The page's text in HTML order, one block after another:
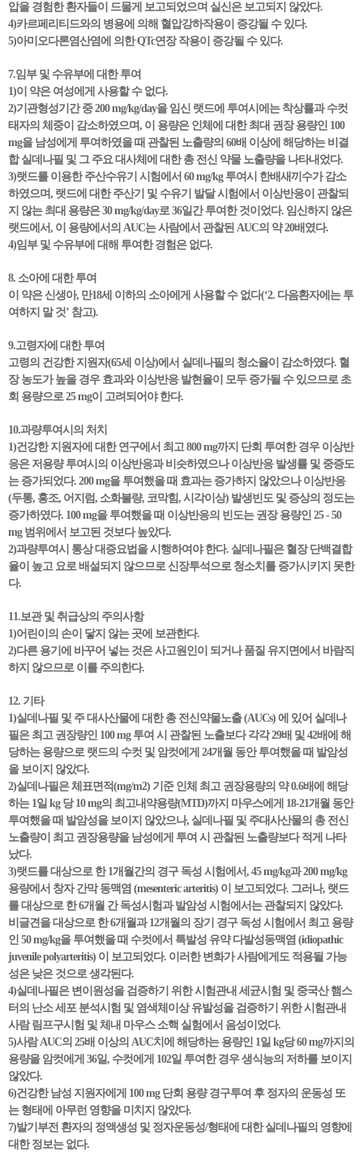
압을 경험한 환자들이 드물게 보고되었으며 실신은 보고되지 않았다.
4)카르페리티드와의 병용에 의해 혈압강하작용이 증강될 수 있다.
5)아미오다론염산염에 의한 QTc연장 작용이 증강될 수 있다.
7.임부 및 수유부에 대한 투여
1)이 약은 여성에게 사용할 수 없다.
2)기관형성기간 중 200 mg/kg/day을 임신 랫드에 투여시에는 착상률과 수컷
태자의 체중이 감소하였으며, 이 용량은 인체에 대한 최대 권장 용량인 100
mg을 남성에게 투여하였을 때 관찰된 노출량의 60배 이상에 해당하는 비결
합 실데나필 및 그 주요 대사체에 대한 총 전신 약물 노출량을 나타내었다.
3)랫드를 이용한 주산수유기 시험에서 60 mg/kg 투여시 한배새끼수가 감소
하였으며, 랫드에 대한 주산기 및 수유기 발달 시험에서 이상반응이 관찰되
지 않는 최대 용량은 30 mg/kg/day로 36일간 투여한 것이었다. 임신하지 않은
랫드에서, 이 용량에서의 AUC는 사람에서 관찰된 AUC의 약 20배였다.
4)임부 및 수유부에 대해 투여한 경험은 없다.
8. 소아에 대한 투여
이 약은 신생아, 만18세 이하의 소아에게 사용할 수 없다(‘2. 다음환자에는 투
여하지 말 것’ 참고).
9.고령자에 대한 투여
고령의 건강한 지원자(65세 이상)에서 실데나필의 청소율이 감소하였다. 혈
장 농도가 높을 경우 효과와 이상반응 발현율이 모두 증가될 수 있으므로 초
회 용량으로 25 mg이 고려되어야 한다.
10.과량투여시의 처치
1)건강한 지원자에 대한 연구에서 최고 800 mg까지 단회 투여한 경우 이상반
응은 저용량 투여시의 이상반응과 비슷하였으나 이상반응 발생률 및 중증도
는 증가되었다. 200 mg을 투여했을 때 효과는 증가하지 않았으나 이상반응
(두통, 홍조, 어지럼, 소화불량, 코막힘, 시각이상) 발생빈도 및 증상의 정도는
증가하였다. 100 mg을 투여했을 때 이상반응의 빈도는 권장 용량인 25 - 50
mg 범위에서 보고된 것보다 높았다.
2)과량투여시 통상 대증요법을 시행하여야 한다. 실데나필은 혈장 단백결합
율이 높고 요로 배설되지 않으므로 신장투석으로 청소치를 증가시키지 못한
다.
11.보관 및 취급상의 주의사항
1)어린이의 손이 닿지 않는 곳에 보관한다.
2)다른 용기에 바꾸어 넣는 것은 사고원인이 되거나 품질 유지면에서 바람직
하지 않으므로 이를 주의한다.
12. 기타
1)실데나필 및 주 대사산물에 대한 총 전신약물노출 (AUCs) 에 있어 실데나
필은 최고 권장량인 100 mg 투여 시 관찰된 노출보다 각각 29배 및 42배에 해
당하는 용량으로 랫드의 수컷 및 암컷에게 24개월 동안 투여했을 때 발암성
을 보이지 않았다.
2)실데나필은 체표면적(mg/m2) 기준 인체 최고 권장용량의 약 0.6배에 해당
하는 1일 kg 당 10 mg의 최고내약용량(MTD)까지 마우스에게 18-21개월 동안
투여했을 때 발암성을 보이지 않았으나, 실데나필 및 주대사산물의 총 전신
노출량이 최고 권장용량을 남성에게 투여 시 관찰된 노출량보다 적게 나타
났다.
3)랫드를 대상으로 한 1개월간의 경구 독성 시험에서, 45 mg/kg과 200 mg/kg
용량에서 창자 간막 동맥염 (mesenteric arteritis) 이 보고되었다. 그러나, 랫드
를 대상으로 한 6개월 간 독성시험과 발암성 시험에서는 관찰되지 않았다.
비글견을 대상으로 한 6개월과 12개월의 장기 경구 독성 시험에서 최고 용량
인 50 mg/kg을 투여했을 때 수컷에서 특발성 유약 다발성동맥염 (idiopathic
juvenile polyarteritis) 이 보고되었다. 이러한 변화가 사람에게도 적용될 가능
성은 낮은 것으로 생각된다.
4)실데나필은 변이원성을 검증하기 위한 시험관내 세균시험 및 중국산 햄스
터의 난소 세포 분석시험 및 염색체이상 유발성을 검증하기 위한 시험관내
사람 림프구시험 및 체내 마우스 소핵 실험에서 음성이었다.
5)사람 AUC의 25배 이상의 AUC치에 해당하는 용량인 1일 kg당 60 mg까지의
용량을 암컷에게 36일, 수컷에게 102일 투여한 경우 생식능의 저하를 보이지
않았다.
6)건강한 남성 지원자에게 100 mg 단회 용량 경구투여 후 정자의 운동성 또
는 형태에 아무런 영향을 미치지 않았다.
7)발기부전 환자의 정액생성 및 정자운동성/형태에 대한 실데나필의 영향에
대한 정보는 없다.